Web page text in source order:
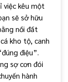
việc kêu một
sẽ sở hữu
nồi đất
kho tộ, canh
điệu”.
sợ cơn đói
hành